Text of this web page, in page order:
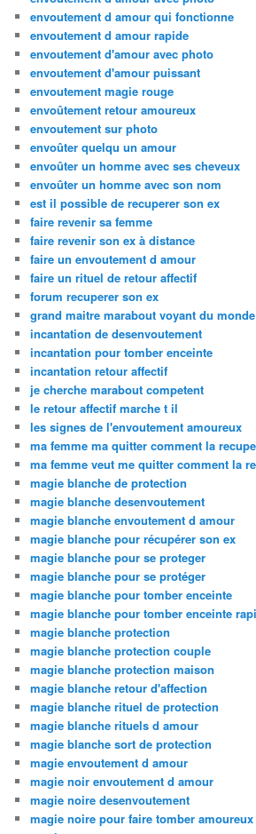
envoutement d amour qui fonctionne
envoutement d amour rapide
envoutement d'amour avec photo
envoutement d'amour puissant
envoutement magie rouge
envoûtement retour amoureux
envoutement sur photo
envoûter quelqu un amour
envoûter un homme avec ses cheveux
envoûter un homme avec son nom
est il possible de recuperer son ex
faire revenir sa femme
faire revenir son ex à distance
faire un envoutement d amour
faire un rituel de retour affectif
forum recuperer son ex
grand maitre marabout voyant du monde
incantation de desenvoutement
incantation pour tomber enceinte
incantation retour affectif
je cherche marabout competent
le retour affectif marche t il
les signes de l'envoutement amoureux
ma femme ma quitter comment la
ma femme veut me quitter comment la
magie blanche de protection
magie blanche desenvoutement
magie blanche envoutement d amour
magie blanche pour récupérer son ex
magie blanche pour se proteger
magie blanche pour se protéger
magie blanche pour tomber enceinte
magie blanche pour tomber enceinte
magie blanche protection
magie blanche protection couple
magie blanche protection maison
magie blanche retour d'affection
magie blanche rituel de protection
magie blanche rituels d amour
magie blanche sort de protection
magie envoutement d amour
magie noir envoutement d amour
magie noire desenvoutement
magie noire pour faire tomber amoureux